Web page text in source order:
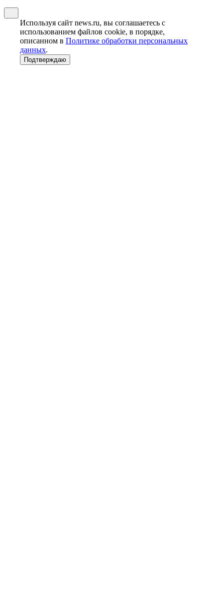
Используя сайт news.ru, вы соглашаетесь с
использованием файлов cookie, в порядке,
описанном в Политике обработки персональных
данных.
Подтверждаю